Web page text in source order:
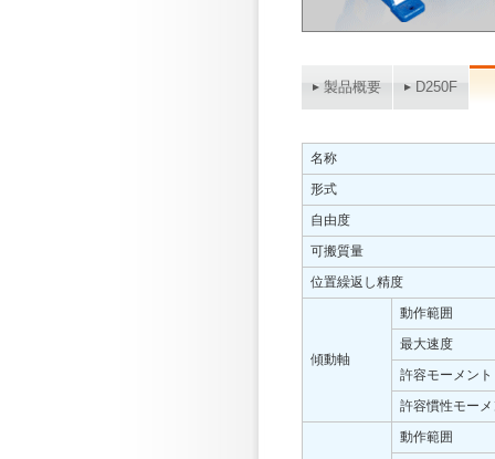
製品概要 D250F
名称
形式
自由度
可搬質量
位置繰返し精度
傾動軸
動作範囲
最大速度
許容モーメント
許容慣性モー
動作範囲